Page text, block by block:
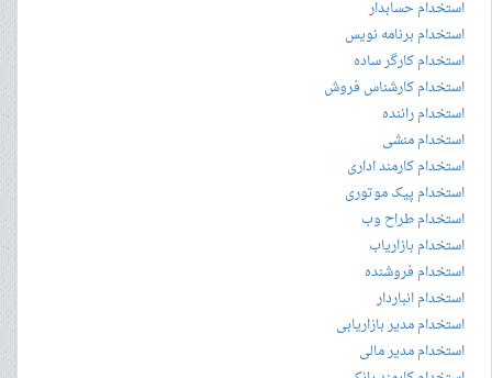
استخدام حسابدار
استخدام برنامه نویس
استخدام کارگر ساده
استخدام کارشناس فروش
استخدام راننده
استخدام منشی
استخدام کارمند اداری
استخدام پیک موتوری
استخدام طراح وب
استخدام بازاریاب
استخدام فروشنده
استخدام انباردار
استخدام مدیر بازاریابی
استخدام مدیر مالی